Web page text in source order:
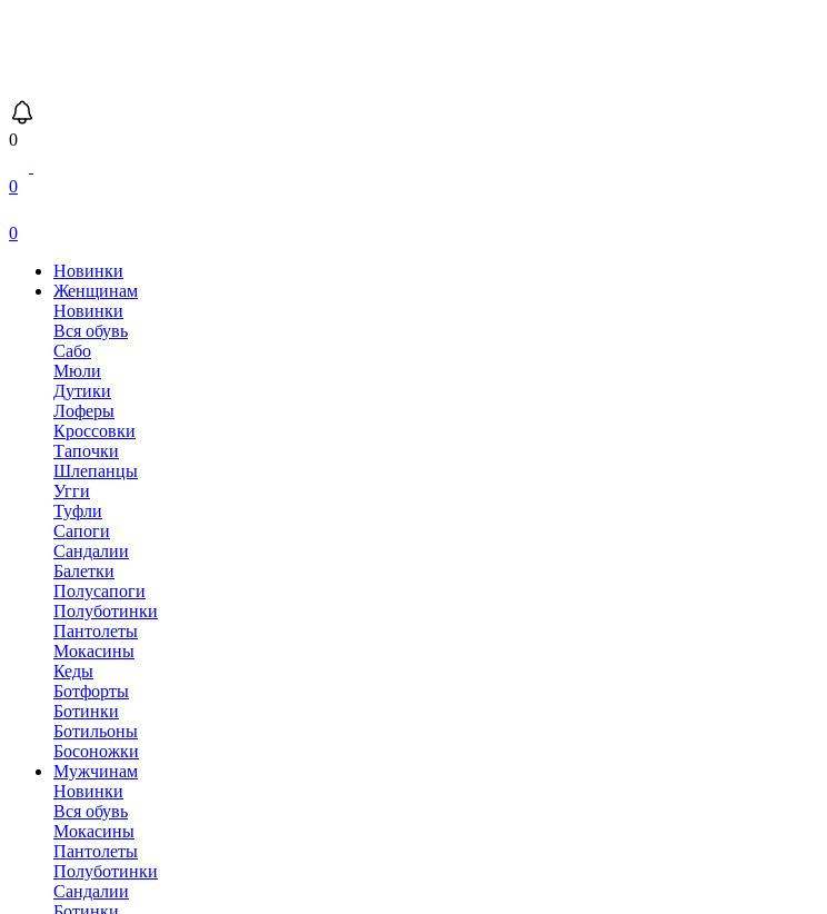
0
0
0
Новинки
Женщинам
Новинки
Вся обувь
Сабо
Мюли
Дутики
Лоферы
Кроссовки
Тапочки
Шлепанцы
Угги
Туфли
Сапоги
Сандалии
Балетки
Полусапоги
Полуботинки
Пантолеты
Мокасины
Кеды
Ботфорты
Ботинки
Ботильоны
Босоножки
Мужчинам
Новинки
Вся обувь
Мокасины
Пантолеты
Полуботинки
Сандалии